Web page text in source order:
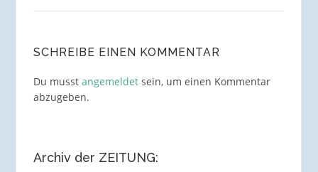
SCHREIBE EINEN KOMMENTAR
Du musst angemeldetsein, um einen Kommentar
abzugeben.
Archiv der ZEITUNG: